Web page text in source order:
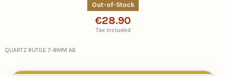
Out-of-Stock
€28.90
Tax included
QUARTZ RUTILE 7-8MM AB